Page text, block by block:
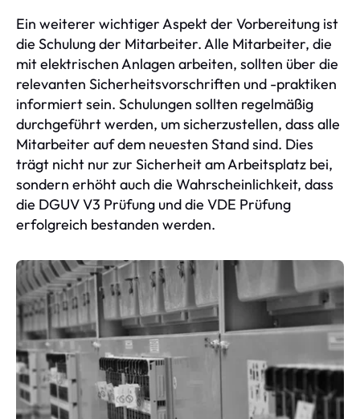
Ein weiterer wichtiger Aspekt der Vorbereitung ist
die Schulung der Mitarbeiter. Alle Mitarbeiter, die
mit elektrischen Anlagen arbeiten, sollten über die
relevanten Sicherheitsvorschriften und -praktiken
informiert sein. Schulungen sollten regelmäßig
durchgeführt werden, um sicherzustellen, dass alle
Mitarbeiter auf dem neuesten Stand sind. Dies
trägt nicht nur zur Sicherheit am Arbeitsplatz bei,
sondern erhöht auch die Wahrscheinlichkeit, dass
die DGUV V3 Prüfung und die VDE Prüfung
erfolgreich bestanden werden.